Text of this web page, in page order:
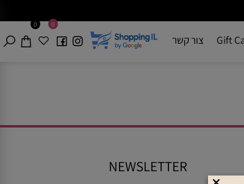
0 0
צור קשר
NEWSLETTER